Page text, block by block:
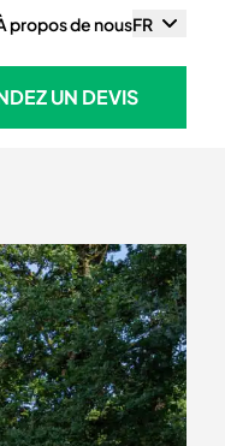
propos de nousFR
UN DEVIS
UN DEVIS